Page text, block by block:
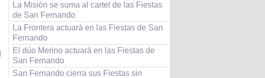
La Misión se suma al cartel de las Fiestas
de San Fernando
La Frontera actuará en las Fiestas de San
Fernando
El dúo Merino actuará en las Fiestas de
San Fernando
San Fernando cierra sus Fiestas sin